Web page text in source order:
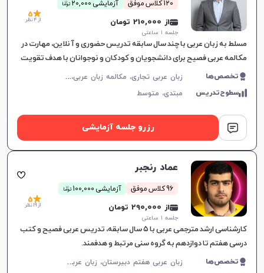
بیگانه نداریم و مجبوریم همه چیز را از پایه شروع کنیم برای
مثال زبان چینی.
120 کلاس موفق آزمایشی 20,000 توما
ن
از 210,000 تومان
جلسه ۱ ساعتی
5
از 4 نظر
مسلط به زبان عربی با چند سال سابقه تدریس حضوری و آنلاین، مهارت در
مکالمه عربی فصیح برای دانشجویان و کودکان و نوجوانان با هدف تقویت
مهارت‌های زبانی.
تخصص‌ها ز
بان عربی تجاری، مکالمه زبان عربی، زبان عربی عمومی، زبان عربی کودکان، زبان عربی هفتم دبیرستان، زبان عربی هشتم دبیرستان، زبان عربی نهم دبیرستان، زبان عربی دهم دبیرستان، زبان عربی یازدهم دبیرستان، زبان عربی دوازدهم دبیرستان، زبان عربی کنکور سراسری، عربی فصیح
سطوح‌تدریس مبتدی، متوسط
رزرو جلسه آزمایشی
عماد رنجبر
96 کلاس موفق آزمایشی 100,000 توما
ن
از 290,000 تومان
جلسه ۱ ساعتی
5
از 19 نظر
کارشناسی ارشد مترجمی عربی با ۵ سال سابقه، تدریس عربی فصیح و کتب
درسی هفتم تا دوازدهم به گروه سنی مرتبط و هدفمند.
تخصص‌ها ز
بان عربی هفتم دبیرستان، زبان عربی هشتم دبیرستان، زبان عربی نهم دبیرستان، زبان عربی دهم دبیرستان، زبان عربی یازدهم دبیرستان، زبان عربی دوازدهم دبیرستان، عربی فصیح